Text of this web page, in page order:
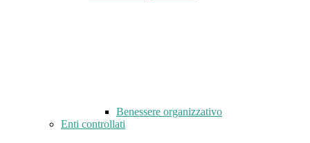
Benessere organizzativo
Enti controllati